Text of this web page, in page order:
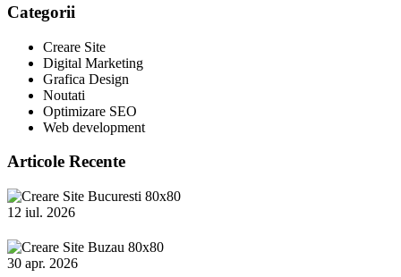
Categorii
Creare Site
Digital Marketing
Grafica Design
Noutati
Optimizare SEO
Web development
Articole Recente
12 iul. 2026
30 apr. 2026